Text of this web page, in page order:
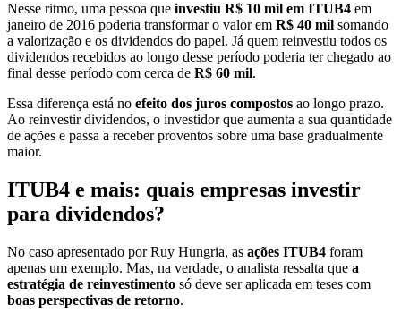
Nesse ritmo, uma pessoa que investiu R$ 10 mil em ITUB4 em
janeiro de 2016 poderia transformar o valor em R$ 40 mil somando
a valorização e os dividendos do papel. Já quem reinvestiu todos os
dividendos recebidos ao longo desse período poderia ter chegado ao
final desse período com cerca de R$ 60 mil.
Essa diferença está no efeito dos juros compostos ao longo prazo.
Ao reinvestir dividendos, o investidor que aumenta a sua quantidade
de ações e passa a receber proventos sobre uma base gradualmente
maior.
ITUB4 e mais: quais empresas investir
para dividendos?
No caso apresentado por Ruy Hungria, as ações ITUB4 foram
apenas um exemplo. Mas, na verdade, o analista ressalta que a
estratégia de reinvestimento só deve ser aplicada em teses com
boas perspectivas de retorno.